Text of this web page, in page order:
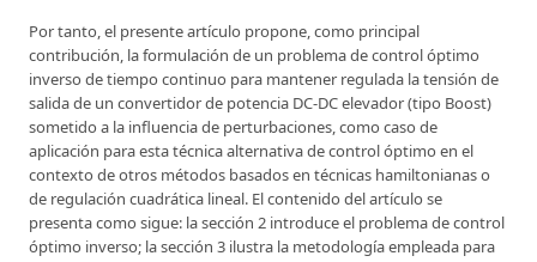
Por tanto, el presente artículo propone, como principal
contribución, la formulación de un problema de control óptimo
inverso de tiempo continuo para mantener regulada la tensión de
salida de un convertidor de potencia DC-DC elevador (tipo Boost)
sometido a la influencia de perturbaciones, como caso de
aplicación para esta técnica alternativa de control óptimo en el
contexto de otros métodos basados en técnicas hamiltonianas o
de regulación cuadrática lineal. El contenido del artículo se
presenta como sigue: la sección 2 introduce el problema de control
óptimo inverso; la sección 3 ilustra la metodología empleada para